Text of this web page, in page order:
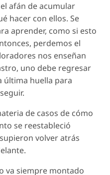
afán de acumular
hacer con ellos. Se
aprender, como si esto
perdemos el
nos enseñan
uno debe regresar
última huella para
de casos de cómo
se reestableció
volver atrás
va siempre montado